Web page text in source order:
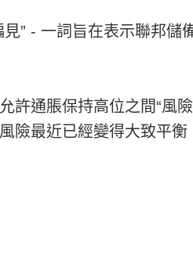
” - 一詞旨在表示聯邦儲
許通脹保持高位之間“風
險最近已經變得大致平衡